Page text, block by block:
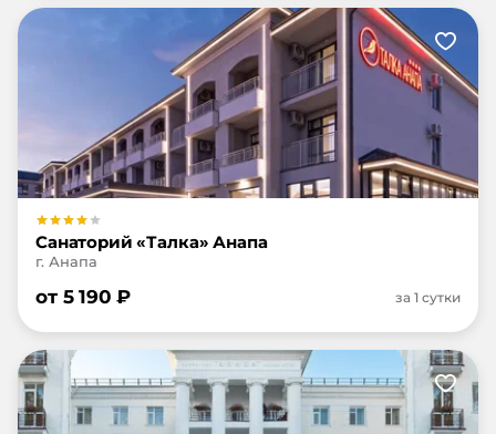
Санаторий «Талка» Анапа
г. Анапа
от 5 190 ₽ за 1 сутки